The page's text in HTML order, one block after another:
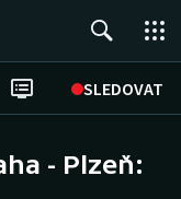
SLEDOVAT
- Plzeň: